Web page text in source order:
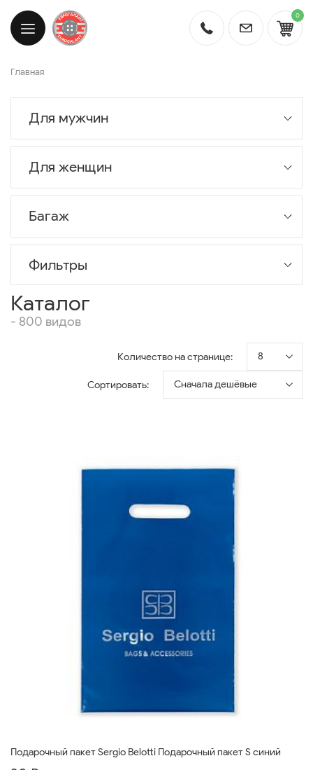
0
Главная
Для мужчин
Для женщин
Багаж
Фильтры
Каталог
- 800 видов
Количество на странице: 8
Сортировать: Сначала дешёвые
Подарочный пакет Sergio Belotti Подарочный пакет S синий